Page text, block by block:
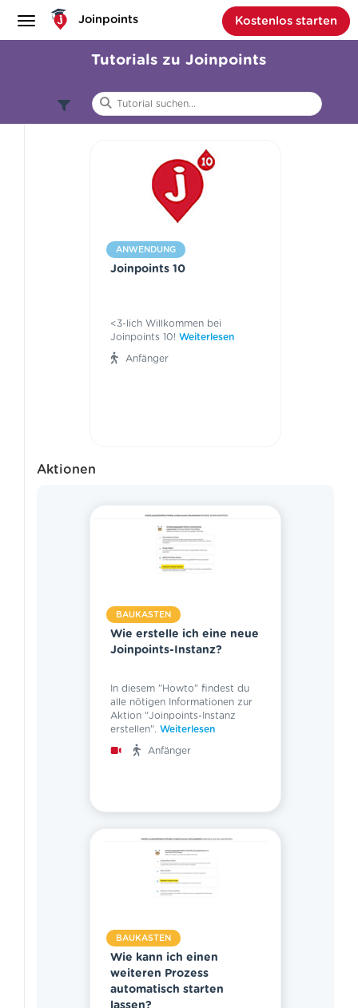
Joinpoints Kostenlos starten
Tutorials zu Joinpoints
Branchenspezifisch
ANWENDUNG
Joinpoints 10
<3-lich Willkommen bei
Joinpoints 10! Weiterlesen
Anfänger
Aktionen
BAUKASTEN
Wie erstelle ich eine neue
Joinpoints-Instanz?
In diesem "Howto" findest du
alle nötigen Informationen zur
Aktion "Joinpoints-Instanz
erstellen". Weiterlesen
Anfänger
BAUKASTEN
Wie kann ich einen
weiteren Prozess
automatisch starten
lassen?